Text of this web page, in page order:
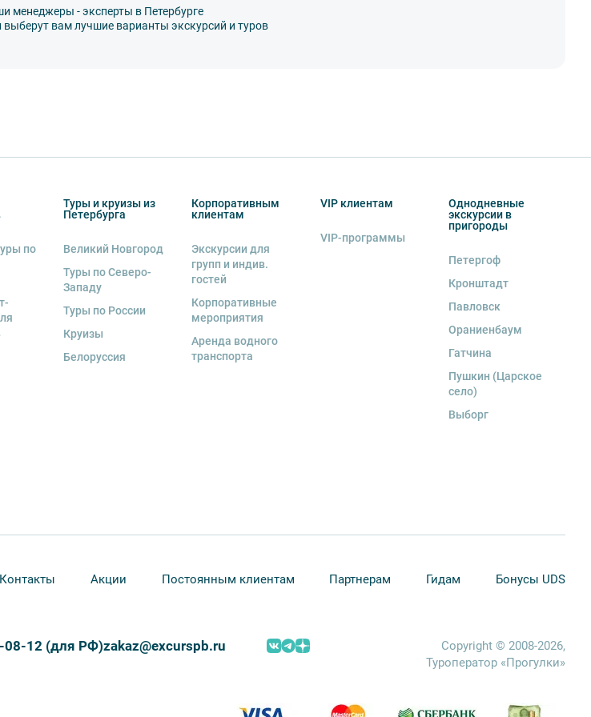
компании. На все
3-5 дней с
менеджеры - эксперты в Петербурге
выберут вам лучшие варианты экскурсий и туров
по
Туры и круизы из
Петербурга
Великий Новгород
Туры по Северо-
Западу
Туры по России
Круизы
Белоруссия
Корпоративным
клиентам
Экскурсии для
групп и индив.
гостей
Корпоративные
мероприятия
Аренда водного
транспорта
VIP клиентам
VIP-программы
Однодневные
экскурсии в
пригороды
Петергоф
Кронштадт
Павловск
Ораниенбаум
Гатчина
Пушкин (Царское
село)
Выборг
Контакты Акции Постоянным клиентам Партнерам Гидам Бонусы UDS
08-12 (для РФ)zakaz@excurspb.ru
Copyright © 2008-2026,
Туроператор «Прогулки»